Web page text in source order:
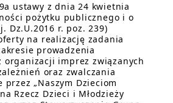
ustawy z dnia 24 kwietnia
pożytku publicznego i o
Dz.U.2016 r. poz. 239)
na realizację zadania
prowadzenia
organizacji imprez związanych
oraz zwalczania
przez „Naszym Dzieciom
Rzecz Dzieci i Młodzieży